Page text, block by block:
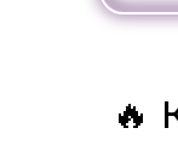
🔥